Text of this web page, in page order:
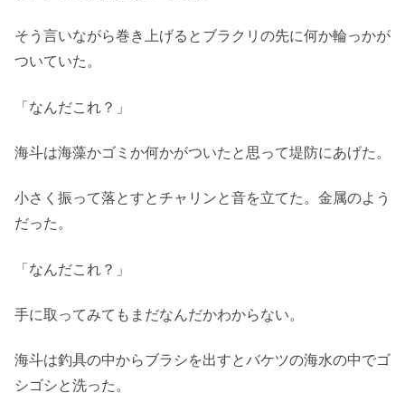
そう言いながら巻き上げるとブラクリの先に何か輪っかが
ついていた。
「なんだこれ？」
海斗は海藻かゴミか何かがついたと思って堤防にあげた。
小さく振って落とすとチャリンと音を立てた。金属のよう
だった。
「なんだこれ？」
手に取ってみてもまだなんだかわからない。
海斗は釣具の中からブラシを出すとバケツの海水の中でゴ
シゴシと洗った。